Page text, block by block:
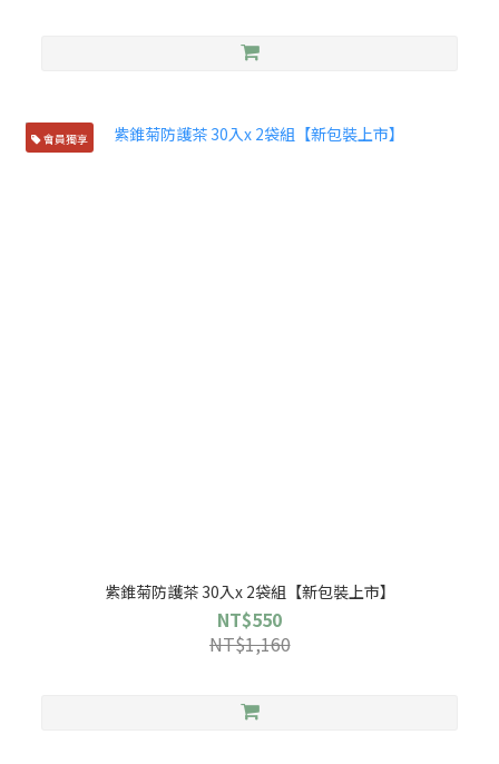
會員獨享
紫錐菊防護茶 30入x 2袋組【新包裝上市】
NT$550
NT$1,160